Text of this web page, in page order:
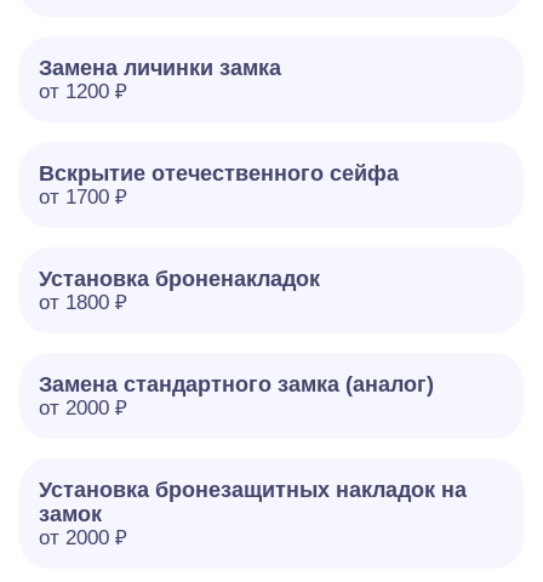
Замена личинки замка
от 1200 ₽
Вскрытие отечественного сейфа
от 1700 ₽
Установка броненакладок
от 1800 ₽
Замена стандартного замка (аналог)
от 2000 ₽
Установка бронезащитных накладок на
замок
от 2000 ₽